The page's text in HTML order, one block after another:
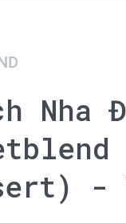
Nha
-